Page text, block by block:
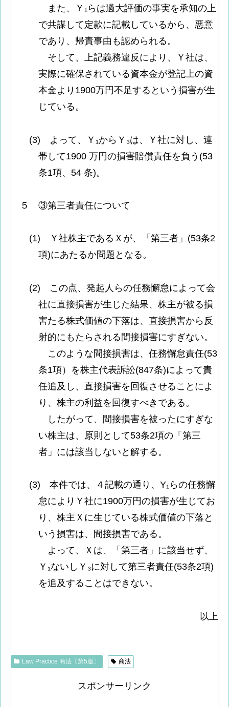
また、Ｙ₁らは過大評価の事実を承知の上
で共謀して定款に記載しているから、悪意
であり、帰責事由も認められる。
そして、上記義務違反により、Ｙ社は、
実際に確保されている資本金が登記上の資
本金より1900万円不足するという損害が生
じている。
(3) よって、Ｙ₁からＹ₃は、Ｙ社に対し、連
帯して1900 万円の損害賠償責任を負う(53
条1項、54 条)。
５ ③第三者責任について
(1) Ｙ社株主であるＸが、「第三者」(53条2
項)にあたるか問題となる。
(2) この点、発起人らの任務懈怠によって会
社に直接損害が生じた結果、株主が被る損
害たる株式価値の下落は、直接損害から反
射的にもたらされる間接損害にすぎない。
このような間接損害は、任務懈怠責任(53
条1項）を株主代表訴訟(847条)によって責
任追及し、直接損害を回復させることによ
り、株主の利益を回復すべきである。
したがって、間接損害を被ったにすぎな
い株主は、原則として53条2項の「第三
者」には該当しないと解する。
(3) 本件では、４記載の通り、Y₁らの任務懈
怠によりＹ社に1900万円の損害が生じてお
り、株主Ｘに生じている株式価値の下落と
いう損害は、間接損害である。
よって、Ｘは、「第三者」に該当せず、
Ｙ₁ないしＹ₃に対して第三者責任(53条2項)
を追及することはできない。
以上
Law Practice 商法〔第5版〕 商法
スポンサーリンク